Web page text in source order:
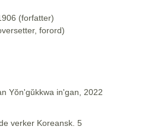
(forfatter)
forord)
Yŏn'gŭkkwa in'gan, 2022
verker Koreansk. 5